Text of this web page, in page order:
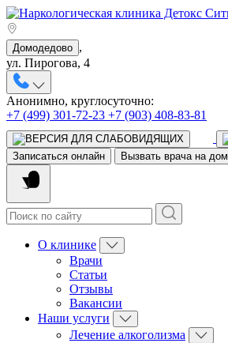
Домодедово ,
ул. Пирогова, 4
Анонимно, круглосуточно:
+7 (499) 301-72-23 +7 (903) 408-83-81
Записаться онлайн Вызвать врача на дом
О клинике
Врачи
Статьи
Отзывы
Вакансии
Наши услуги
Лечение алкоголизма